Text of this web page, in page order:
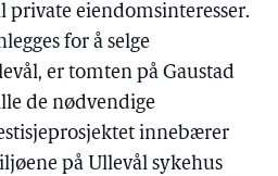
private eiendomsinteresser.
for å selge
er tomten på Gaustad
de nødvendige
innebærer
på Ullevål sykehus